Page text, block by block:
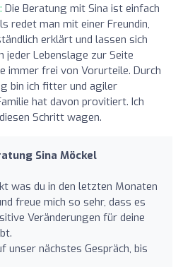
Die Beratung mit Sina ist einfach
redet man mit einer Freundin,
erklärt und lassen sich
jeder Lebenslage zur Seite
immer frei von Vorurteile. Durch
bin ich fitter und agiler
hat davon provitiert. Ich
Schritt wagen.
Sina Möckel
was du in den letzten Monaten
freue mich so sehr, dass es
Veränderungen für deine
unser nächstes Gespräch, bis